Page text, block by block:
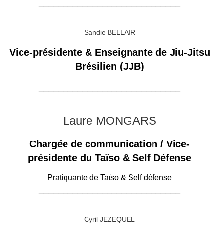
Sandie BELLAIR
Vice-présidente & Enseignante de Jiu-Jitsu
Brésilien (JJB)
Laure MONGARS
Chargée de communication / Vice-
présidente du Taïso & Self Défense
Pratiquante de Taïso & Self défense
Cyril JEZEQUEL